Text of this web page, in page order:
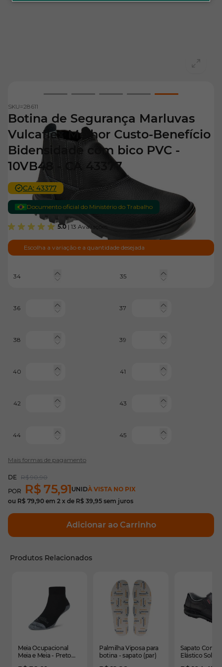
CA: 43377
Documento oficial do Ministério do Trabalho
5.0 | 13 Avaliações
SKU=28611
Botina de Segurança Marluvas
Vulcaflex Melhor Custo-Benefício
Bidensidade com bico PVC -
10VB48 - CA 43377
Escolha a variação e a quantidade desejada
34 35
36 37
38 39
40 41
42 43
44 45
Mais formas de pagamento
R$ 90,90
R$ 75,91UNIDÀ VISTA NO PIX
ou R$ 79,90 em 2 x de R$ 39,95 sem juros
Adicionar ao Carrinho
Produtos Relacionados
Meia Ocupacional
Meia e Meia - Preto
Palmilha Viposa para
botina - sapato (par)
Sapato
Elástico